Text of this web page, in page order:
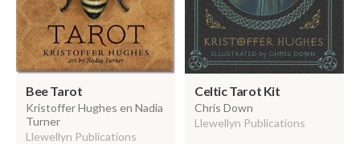
Bee Tarot
Kristoffer Hughes en Nadia
Turner
Llewellyn Publications
Celtic Tarot Kit
Chris Down
Llewellyn Publications